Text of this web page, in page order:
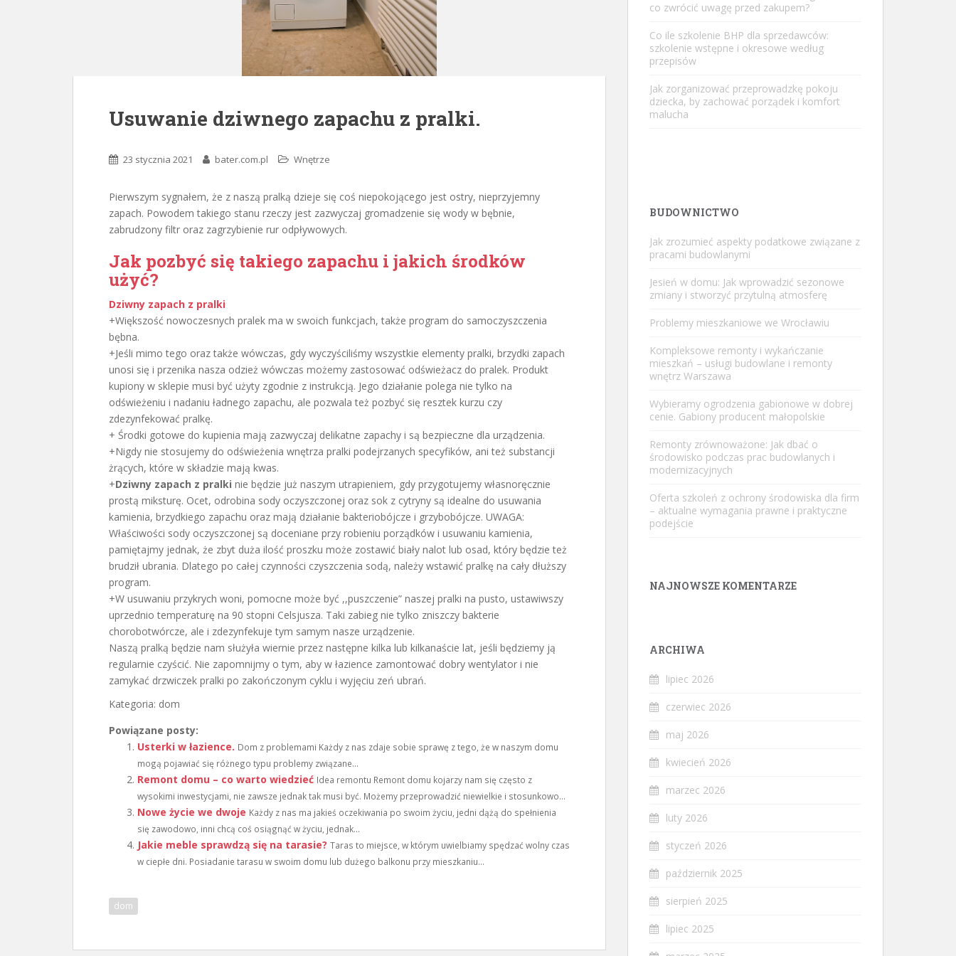
Usuwanie dziwnego zapachu z pralki.
23 stycznia 2021 bater.com.pl Wnętrze
Pierwszym sygnałem, że z naszą pralką dzieje się coś niepokojącego jest ostry, nieprzyjemny
zapach. Powodem takiego stanu rzeczy jest zazwyczaj gromadzenie się wody w bębnie,
zabrudzony filtr oraz zagrzybienie rur odpływowych.
Jak pozbyć się takiego zapachu i jakich środków
użyć?
Dziwny zapach z pralki
+Większość nowoczesnych pralek ma w swoich funkcjach, także program do samoczyszczenia
bębna.
+Jeśli mimo tego oraz także wówczas, gdy wyczyściliśmy wszystkie elementy pralki, brzydki zapach
unosi się i przenika nasza odzież wówczas możemy zastosować odświeżacz do pralek. Produkt
kupiony w sklepie musi być użyty zgodnie z instrukcją. Jego działanie polega nie tylko na
odświeżeniu i nadaniu ładnego zapachu, ale pozwala też pozbyć się resztek kurzu czy
zdezynfekować pralkę.
+ Środki gotowe do kupienia mają zazwyczaj delikatne zapachy i są bezpieczne dla urządzenia.
+Nigdy nie stosujemy do odświeżenia wnętrza pralki podejrzanych specyfików, ani też substancji
żrących, które w składzie mają kwas.
+Dziwny zapach z pralki nie będzie już naszym utrapieniem, gdy przygotujemy własnoręcznie
prostą miksturę. Ocet, odrobina sody oczyszczonej oraz sok z cytryny są idealne do usuwania
kamienia, brzydkiego zapachu oraz mają działanie bakteriobójcze i grzybobójcze. UWAGA:
Właściwości sody oczyszczonej są doceniane przy robieniu porządków i usuwaniu kamienia,
pamiętajmy jednak, że zbyt duża ilość proszku może zostawić biały nalot lub osad, który będzie też
brudził ubrania. Dlatego po całej czynności czyszczenia sodą, należy wstawić pralkę na cały dłuższy
program.
+W usuwaniu przykrych woni, pomocne może być ,,puszczenie” naszej pralki na pusto, ustawiwszy
uprzednio temperaturę na 90 stopni Celsjusza. Taki zabieg nie tylko zniszczy bakterie
chorobotwórcze, ale i zdezynfekuje tym samym nasze urządzenie.
Naszą pralką będzie nam służyła wiernie przez następne kilka lub kilkanaście lat, jeśli będziemy ją
regularnie czyścić. Nie zapomnijmy o tym, aby w łazience zamontować dobry wentylator i nie
zamykać drzwiczek pralki po zakończonym cyklu i wyjęciu zeń ubrań.
Kategoria: dom
Powiązane posty:
Usterki w łazience. Dom z problemami Każdy z nas zdaje sobie sprawę z tego, że w naszym domu
mogą pojawiać się różnego typu problemy związane...
Remont domu – co warto wiedzieć Idea remontu Remont domu kojarzy nam się często z
wysokimi inwestycjami, nie zawsze jednak tak musi być. Możemy przeprowadzić niewielkie i stosunkowo...
Nowe życie we dwoje Każdy z nas ma jakieś oczekiwania po swoim życiu, jedni dążą do spełnienia
się zawodowo, inni chcą coś osiągnąć w życiu, jednak...
Jakie meble sprawdzą się na tarasie? Taras to miejsce, w którym uwielbiamy spędzać wolny czas
w ciepłe dni. Posiadanie tarasu w swoim domu lub dużego balkonu przy mieszkaniu...
dom
co zwrócić uwagę przed zakupem?
Co ile szkolenie BHP dla sprzedawców:
szkolenie wstępne i okresowe według
przepisów
Jak zorganizować przeprowadzkę pokoju
dziecka, by zachować porządek i komfort
malucha
BUDOWNICTWO
Jak zrozumieć aspekty podatkowe związane z
pracami budowlanymi
Jesień w domu: Jak wprowadzić sezonowe
zmiany i stworzyć przytulną atmosferę
Problemy mieszkaniowe we Wrocławiu
Kompleksowe remonty i wykańczanie
mieszkań – usługi budowlane i remonty
wnętrz Warszawa
Wybieramy ogrodzenia gabionowe w dobrej
cenie. Gabiony producent małopolskie
Remonty zrównoważone: Jak dbać o
środowisko podczas prac budowlanych i
modernizacyjnych
Oferta szkoleń z ochrony środowiska dla firm
– aktualne wymagania prawne i praktyczne
podejście
NAJNOWSZE KOMENTARZE
ARCHIWA
lipiec 2026
czerwiec 2026
maj 2026
kwiecień 2026
marzec 2026
luty 2026
styczeń 2026
październik 2025
sierpień 2025
lipiec 2025